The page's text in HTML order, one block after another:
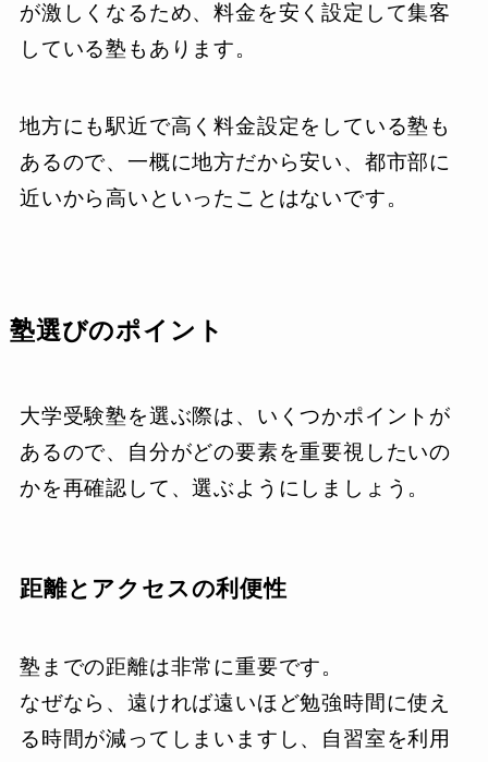
が激しくなるため、料金を安く設定して集客
している塾もあります。
地方にも駅近で高く料金設定をしている塾も
あるので、一概に地方だから安い、都市部に
近いから高いといったことはないです。
塾選びのポイント
大学受験塾を選ぶ際は、いくつかポイントが
あるので、自分がどの要素を重要視したいの
かを再確認して、選ぶようにしましょう。
距離とアクセスの利便性
塾までの距離は非常に重要です。
なぜなら、遠ければ遠いほど勉強時間に使え
る時間が減ってしまいますし、自習室を利用